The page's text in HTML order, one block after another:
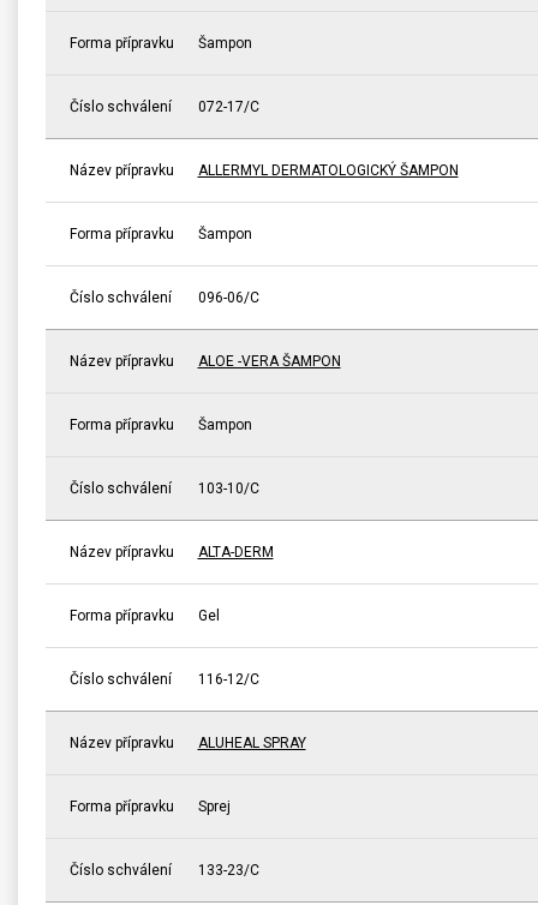
Forma přípravku Šampon
Číslo schválení 072-17/C
Název přípravku ALLERMYL DERMATOLOGICKÝ ŠAMPON
Forma přípravku Šampon
Číslo schválení 096-06/C
Název přípravku ALOE -VERA ŠAMPON
Forma přípravku Šampon
Číslo schválení 103-10/C
Název přípravku ALTA-DERM
Forma přípravku Gel
Číslo schválení 116-12/C
Název přípravku ALUHEAL SPRAY
Forma přípravku Sprej
Číslo schválení 133-23/C